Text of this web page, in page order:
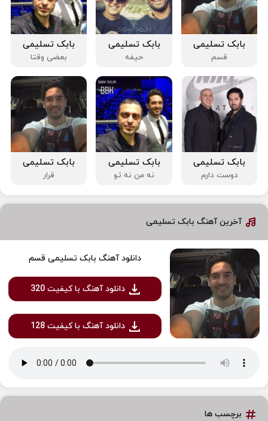
بابک تسلیمی
قسم
بابک تسلیمی
حیفه
بابک تسلیمی
بعضی وقتا
بابک تسلیمی
دوست دارم
بابک تسلیمی
نه من نه تو
بابک تسلیمی
قرار
آخرین آهنگ بابک تسلیمی
دانلود آهنگ بابک تسلیمی قسم
دانلود آهنگ با کیفیت 320
دانلود آهنگ با کیفیت 128
برچسب ها